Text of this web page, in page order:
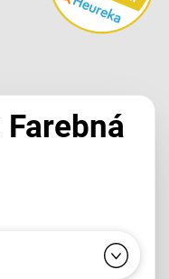
Farebná